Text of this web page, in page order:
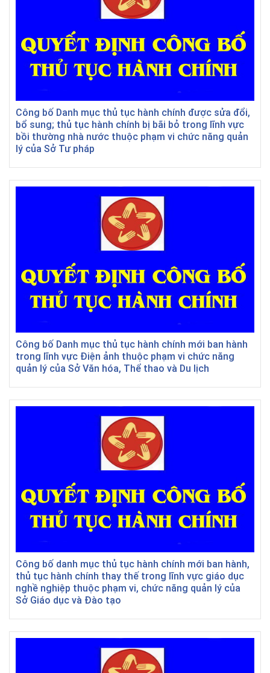
Công bố Danh mục thủ tục hành chính được sửa đổi,
bổ sung; thủ tục hành chính bị bãi bỏ trong lĩnh vực
bồi thường nhà nước thuộc phạm vi chức năng quản
lý của Sở Tư pháp
Công bố Danh mục thủ tục hành chính mới ban hành
trong lĩnh vực Điện ảnh thuộc phạm vi chức năng
quản lý của Sở Văn hóa, Thể thao và Du lịch
Công bố danh mục thủ tục hành chính mới ban hành,
thủ tục hành chính thay thế trong lĩnh vực giáo dục
nghề nghiệp thuộc phạm vi, chức năng quản lý của
Sở Giáo dục và Đào tạo